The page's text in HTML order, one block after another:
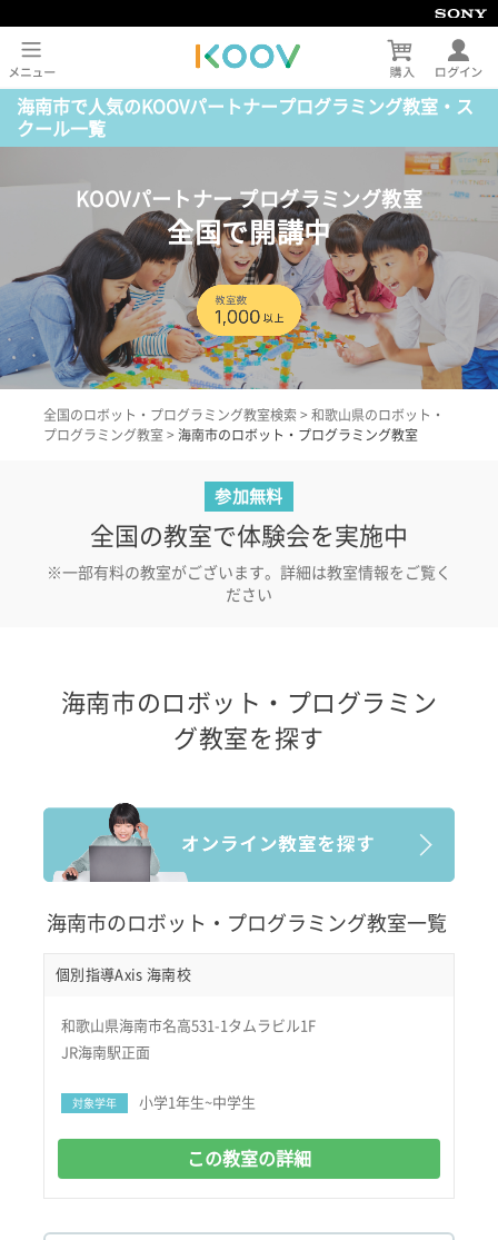
海南市で人気のKOOVパートナープログラミング教室・ス
クール一覧
KOOVパートナー プログラミング教室
全国で開講中
全国のロボット・プログラミング教室検索 > 和歌山県のロボット・
プログラミング教室 > 海南市のロボット・プログラミング教室
参加無料
全国の教室で体験会を実施中
※一部有料の教室がございます。詳細は教室情報をご覧く
ださい
海南市のロボット・プログラミン
グ教室を探す
海南市のロボット・プログラミング教室一覧
個別指導Axis 海南校
和歌山県海南市名高531-1タムラビル1F
JR海南駅正面
対象学年 小学1年生~中学生
この教室の詳細